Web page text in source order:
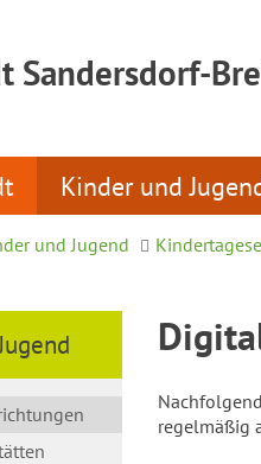
Sandersdorf-
Kinder und
und Jugend
regelmäßig